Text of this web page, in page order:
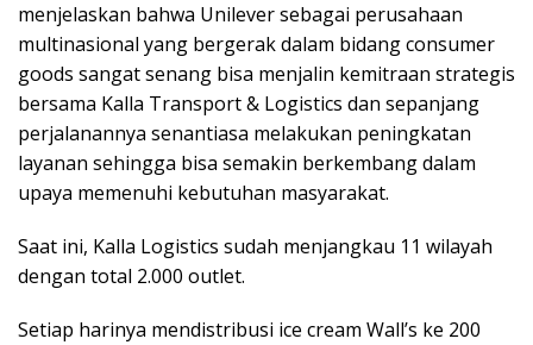
menjelaskan bahwa Unilever sebagai perusahaan
multinasional yang bergerak dalam bidang consumer
goods sangat senang bisa menjalin kemitraan strategis
bersama Kalla Transport & Logistics dan sepanjang
perjalanannya senantiasa melakukan peningkatan
layanan sehingga bisa semakin berkembang dalam
upaya memenuhi kebutuhan masyarakat.
Saat ini, Kalla Logistics sudah menjangkau 11 wilayah
dengan total 2.000 outlet.
Setiap harinya mendistribusi ice cream Wall’s ke 200